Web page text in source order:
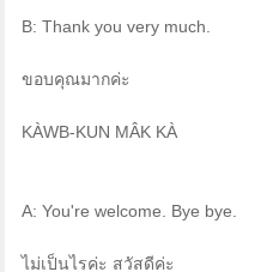
B: Thank you very much.
ขอบคุณมากค่ะ
KÀWB-KUN MÂK KÀ
A: You're welcome. Bye bye.
ไม่เป็นไรค่ะ สวัสดีค่ะ